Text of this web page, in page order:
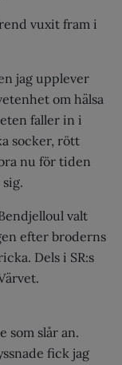
vuxit fram i
jag upplever
om hälsa
faller in i
socker, rött
nu för tiden
valt
efter broderns
Dels i SR:s
som slår an.
fick jag